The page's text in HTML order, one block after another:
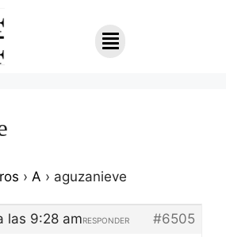
› A › aguzanieve
las 9:28 am #6505
RESPONDER